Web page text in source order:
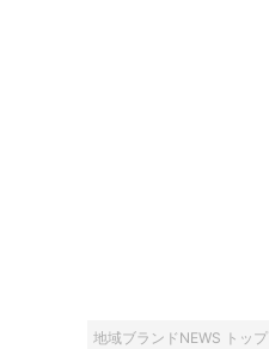
地域ブランドNEWS トップ